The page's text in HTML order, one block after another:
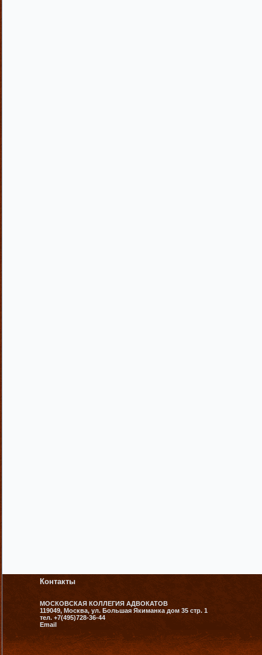
Контакты
МОСКОВСКАЯ КОЛЛЕГИЯ АДВОКАТОВ
119049, Москва, ул. Большая Якиманка дом 35 стр. 1
тел. +7(495)728-36-44
Email